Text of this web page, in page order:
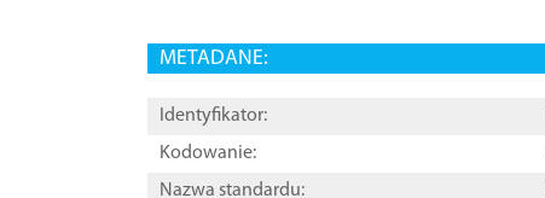
METADANE:
Identyfikator:
Kodowanie:
Nazwa standardu: